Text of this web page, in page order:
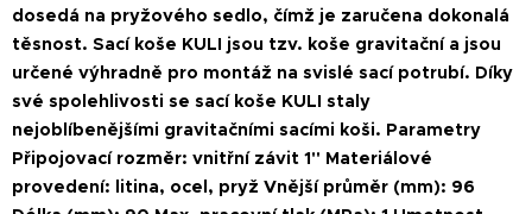
dosedá na pryžového sedlo, čímž je zaručena dokonalá
těsnost. Sací koše KULI jsou tzv. koše gravitační a jsou
určené výhradně pro montáž na svislé sací potrubí. Díky
své spolehlivosti se sací koše KULI staly
nejoblíbenějšími gravitačními sacími koši. Parametry
Připojovací rozměr: vnitřní závit 1" Materiálové
provedení: litina, ocel, pryž Vnější průměr (mm): 96